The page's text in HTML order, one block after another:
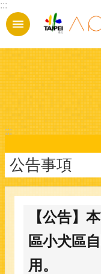
跳到主要內容區塊
:::
:::
公告事項
【公告】
區小犬區
用。